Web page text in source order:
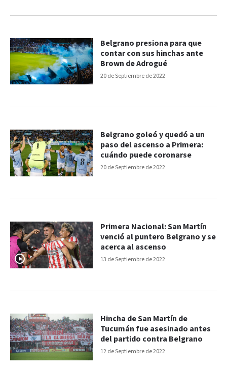
20 de Septiembre de 2022
Belgrano presiona para que
contar con sus hinchas ante
Brown de Adrogué
20 de Septiembre de 2022
Belgrano goleó y quedó a un
paso del ascenso a Primera:
cuándo puede coronarse
13 de Septiembre de 2022
Primera Nacional: San Martín
venció al puntero Belgrano y se
acerca al ascenso
12 de Septiembre de 2022
Hincha de San Martín de
Tucumán fue asesinado antes
del partido contra Belgrano